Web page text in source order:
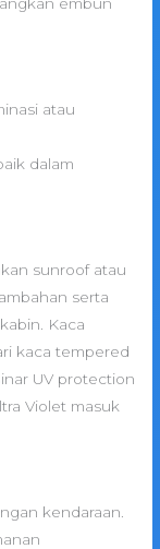
embun
atau
dalam
sunroof atau
serta
Kaca
kaca tempered
UV protection
Violet masuk
kendaraan.